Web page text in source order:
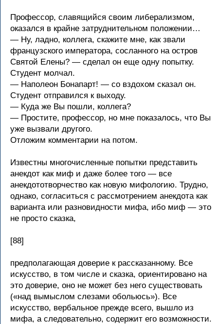
Профессор, славящийся своим либерализмом,
оказался в крайне затруднительном положении…
— Ну, ладно, коллега, скажите мне, как звали
французского императора, сосланного на остров
Святой Елены? — сделал он еще одну попытку.
Студент молчал.
— Наполеон Бонапарт! — со вздохом сказал он.
Студент отправился к выходу.
— Куда же Вы пошли, коллега?
— Простите, профессор, но мне показалось, что Вы
уже вызвали другого.
Отложим комментарии на потом.
Известны многочисленные попытки представить
анекдот как миф и даже более того — все
анекдототворчество как новую мифологию. Трудно,
однако, согласиться с рассмотрением анекдота как
варианта или разновидности мифа, ибо миф — это
не просто сказка,
[88]
предполагающая доверие к рассказанному. Все
искусство, в том числе и сказка, ориентировано на
это доверие, оно не может без него существовать
(«над вымыслом слезами обольюсь»). Все
искусство, вербальное прежде всего, вышло из
мифа, а следовательно, содержит его возможности.